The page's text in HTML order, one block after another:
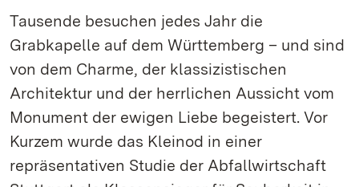
Tausende besuchen jedes Jahr die
Grabkapelle auf dem Württemberg – und sind
von dem Charme, der klassizistischen
Architektur und der herrlichen Aussicht vom
Monument der ewigen Liebe begeistert. Vor
Kurzem wurde das Kleinod in einer
repräsentativen Studie der Abfallwirtschaft